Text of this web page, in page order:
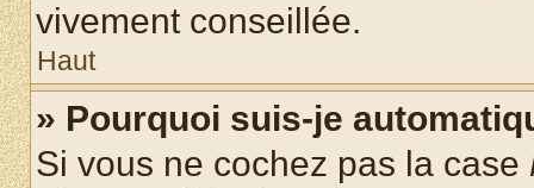
vivement conseillée.
Haut
» Pourquoi suis-je
Si vous ne cochez pas la case